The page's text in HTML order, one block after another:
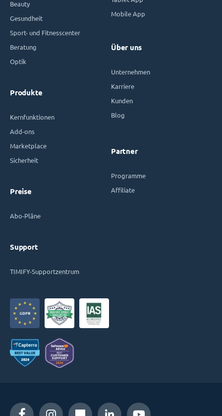
Beauty
Gesundheit
Sport- und Fitnesscenter
Beratung
Optik
Produkte
Kernfunktionen
Add-ons
Marketplace
Sicherheit
Preise
Abo-Pläne
Support
TIMIFY-Supportzentrum
Mobile App
Über uns
Unternehmen
Karriere
Kunden
Blog
Partner
Programme
Affiliate